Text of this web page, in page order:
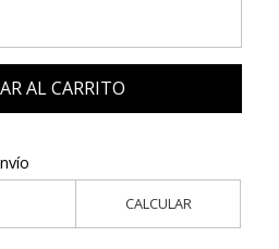
AL CARRITO
CALCULAR